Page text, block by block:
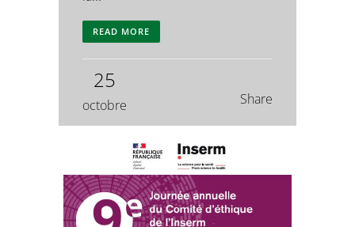
READ MORE
25
octobre Share